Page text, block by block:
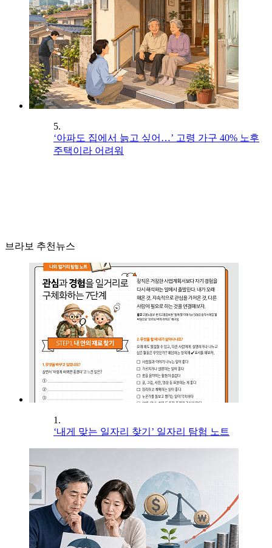
5.
‘아파도 집에서 늙고 싶어…’ 고령 가구 40% 노후
주택이라 어려워
브라보 추천뉴스
1.
‘내게 맞는 일자리 찾기’ 일자리 탐험 노트